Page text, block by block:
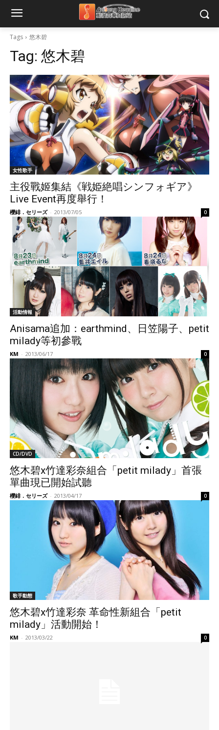
Tags 悠木碧
Tag: 悠木碧
女性歌手
主役戰姬集結《戦姫絶唱シンフォギア》
Live Event再度舉行！
櫻緋．セリーズ - 2013/07/05 0
活動情報
Anisama追加：earthmind、日笠陽子、petit
milady等初參戰
KM - 2013/06/17 0
CD/DVD
悠木碧x竹達彩奈組合「petit milady」首張
單曲現已開始試聽
櫻緋．セリーズ - 2013/04/17 0
歌手動態
悠木碧x竹達彩奈 革命性新組合「petit
milady」活動開始！
KM - 2013/03/22 0